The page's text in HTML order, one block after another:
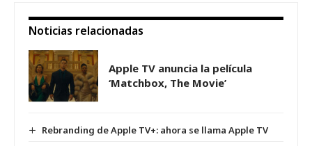
Noticias relacionadas
Apple TV anuncia la película
‘Matchbox, The Movie’
Rebranding de Apple TV+: ahora se llama Apple TV